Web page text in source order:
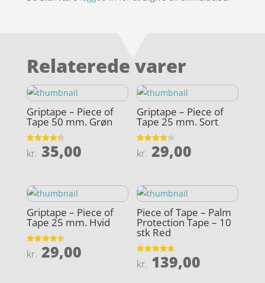
Relaterede varer
Griptape – Piece of
Tape 50 mm. Grøn
Vurderet
4.3
kr. 35,00
Griptape – Piece of
Tape 25 mm. Sort
Vurderet
4
kr. 29,00
Griptape – Piece of
Tape 25 mm. Hvid
Vurderet
4.5
kr. 29,00
Piece of Tape – Palm
Protection Tape – 10
stk Red
Vurderet
4.7
kr. 139,00